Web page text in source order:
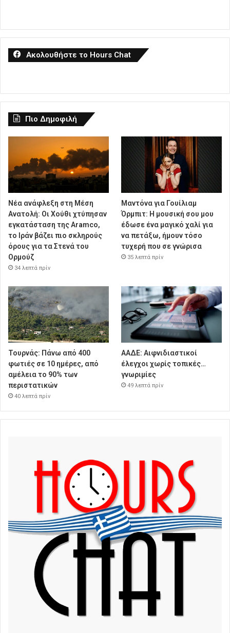
Ακολουθήστε το Hours Chat
Πιο Δημοφιλή
Νέα ανάφλεξη στη Μέση
Ανατολή: Οι Χούθι χτύπησαν
εγκατάσταση της Aramco,
το Ιράν βάζει πιο σκληρούς
όρους για τα Στενά του
Ορμούζ
34 λεπτά πρίν
Μαντόνα για Γουίλιαμ
Όρμπιτ: Η μουσική σου μου
έδωσε ένα μαγικό χαλί για
να πετάξω, ήμουν τόσο
τυχερή που σε γνώρισα
35 λεπτά πρίν
Τουρνάς: Πάνω από 400
φωτιές σε 10 ημέρες, από
αμέλεια το 90% των
περιστατικών
40 λεπτά πρίν
ΑΑΔΕ: Αιφνιδιαστικοί
έλεγχοι χωρίς τοπικές…
γνωριμίες
49 λεπτά πρίν